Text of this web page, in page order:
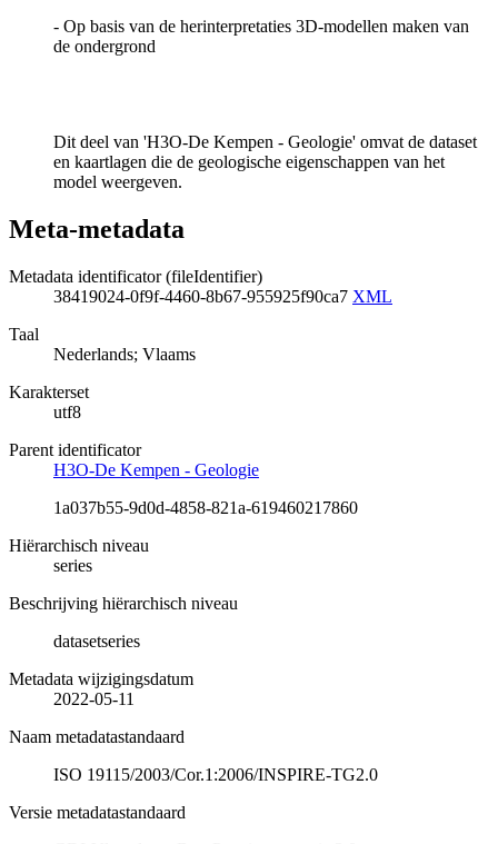
- Op basis van de herinterpretaties 3D-modellen maken van
de ondergrond
Dit deel van 'H3O-De Kempen - Geologie' omvat de dataset
en kaartlagen die de geologische eigenschappen van het
model weergeven.
Meta-metadata
Metadata identificator (fileIdentifier)
38419024-0f9f-4460-8b67-955925f90ca7 XML
Taal
Nederlands; Vlaams
Karakterset
utf8
Parent identificator
H3O-De Kempen - Geologie
1a037b55-9d0d-4858-821a-619460217860
Hiërarchisch niveau
series
Beschrijving hiërarchisch niveau
datasetseries
Metadata wijzigingsdatum
2022-05-11
Naam metadatastandaard
ISO 19115/2003/Cor.1:2006/INSPIRE-TG2.0
Versie metadatastandaard